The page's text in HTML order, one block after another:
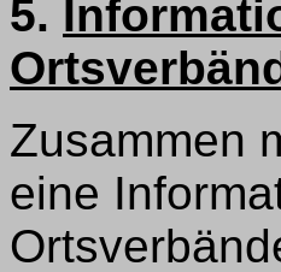
5.
Zusammen
eine